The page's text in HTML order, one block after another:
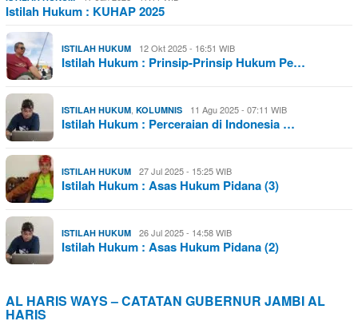
Istilah Hukum : KUHAP 2025
ISTILAH HUKUM 12 Okt 2025 - 16:51 WIB
Istilah Hukum : Prinsip-Prinsip Hukum Pe…
ISTILAH HUKUM, KOLUMNIS 11 Agu 2025 - 07:11 WIB
Istilah Hukum : Perceraian di Indonesia …
ISTILAH HUKUM 27 Jul 2025 - 15:25 WIB
Istilah Hukum : Asas Hukum Pidana (3)
ISTILAH HUKUM 26 Jul 2025 - 14:58 WIB
Istilah Hukum : Asas Hukum Pidana (2)
AL HARIS WAYS – CATATAN GUBERNUR JAMBI AL
HARIS